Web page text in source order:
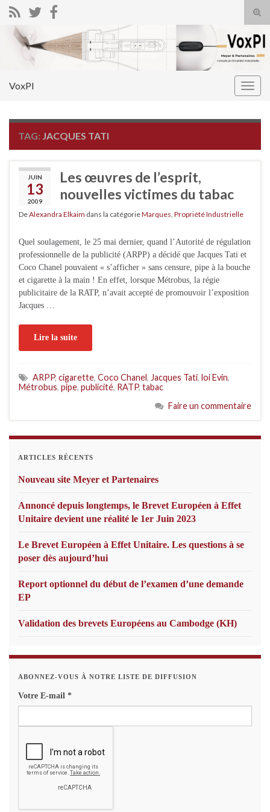
Search for:
VoxPI
TAG: JACQUES TATI
JUIN
13
2009
Les œuvres de l’esprit,
nouvelles victimes du tabac
DeAlexandra Elkaim dans la catégorieMarques Propriété Industrielle
Quel soulagement, le 25 mai dernier, quand l’Autorité de régulation
professionnelle de la publicité (ARPP) a décidé que Jacques Tati et
Coco Chanel pouvaient « s’afficher » sans censure, pipe à la bouche
et cigarette à la main ! En effet, lorsque Métrobus, la régie
publicitaire de la RATP, n’avait accepté de promouvoir l’exposition
Jacques …
Lire la suite
ARPP, cigarette, Coco Chanel, Jacques Tati, loi Evin,
Métrobus, pipe, publicité, RATP, tabac
Faire un commentaire
ARTICLES RÉCENTS
Nouveau site Meyer et Partenaires
Annoncé depuis longtemps, le Brevet Européen à Effet
Unitaire devient une réalité le 1er Juin 2023
Le Brevet Européen à Effet Unitaire. Les questions à se
poser dès aujourd’hui
Report optionnel du début de l’examen d’une demande
EP
Validation des brevets Européens au Cambodge (KH)
ABONNEZ-VOUS À NOTRE LISTE DE DIFFUSION
Votre E-mail *